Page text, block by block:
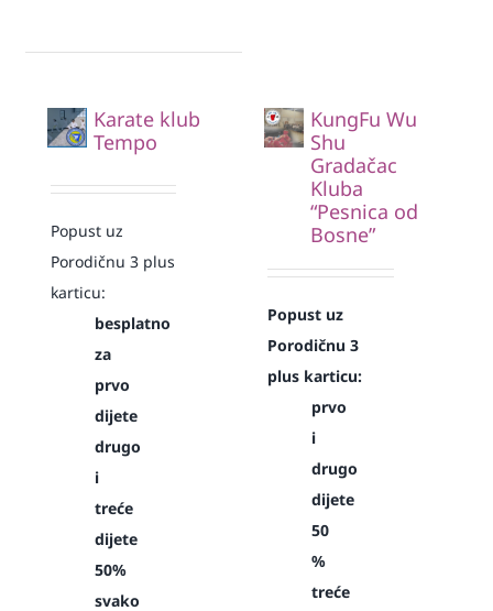
Karate klub
Tempo
Popust uz
Porodičnu 3 plus
karticu:
besplatno
za
prvo
dijete
drugo
i
treće
dijete
50%
svako
KungFu Wu
Shu
Gradačac
Kluba
“Pesnica od
Bosne”
Popust uz
Porodičnu 3
plus karticu:
prvo
i
drugo
dijete
50
%
treće